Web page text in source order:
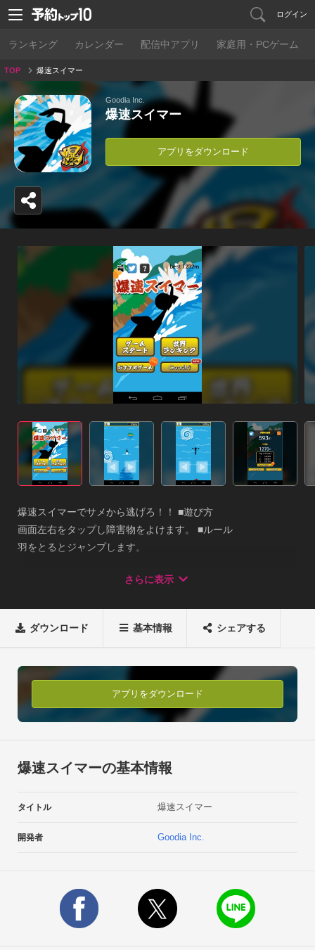
ログイン
ランキング カレンダー 配信中アプリ 家庭用・PCゲーム
TOP 爆速スイマー
Goodia Inc.
爆速スイマー
アプリをダウンロード
爆速スイマーでサメから逃げろ！！ ■遊び方
画面左右をタップし障害物をよけます。 ■ルール
羽をとるとジャンプします。
どれだけの遠くまで逃げることができるかを競います。 とても
※GameCenter機能により、あなたの世界順位がわかります。
さらに表示
ダウンロード 基本情報 シェアする
アプリをダウンロード
爆速スイマーの基本情報
タイトル 爆速スイマー
開発者 Goodia Inc.